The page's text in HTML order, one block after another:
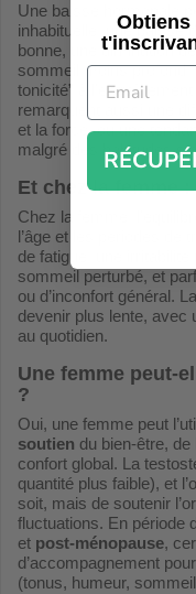
Une baisse hormonale
inhabituelle, une baisse
bonne, une diminution
sommeil moins profond,
tonicité” à
remarquent aussi une
et la force, ou une
malgré des habitudes
Et chez la femme
Chez la femme,
l’âge et les périodes de
de fatigue, une
sommeil perturbé, et
ou d’inconfort général.
devenir plus lente, avec
au quotidien.
Une femme peut-
?
Oui, une femme peut
soutien du bien-être,
confort global. La
quantité plus faible), et
soit, mais de soutenir
fluctuations. En période
et post-ménopause,
d’accompagnement
(tonus, humeur,
Obtiens